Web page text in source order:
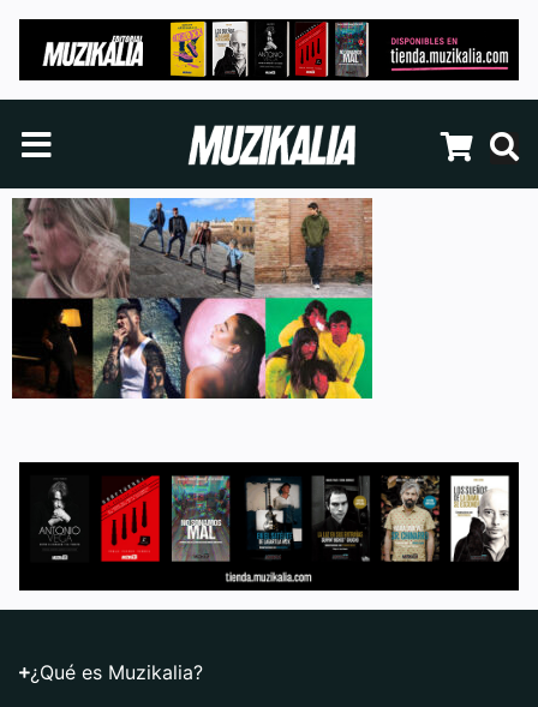
¿Qué es Muzikalia?